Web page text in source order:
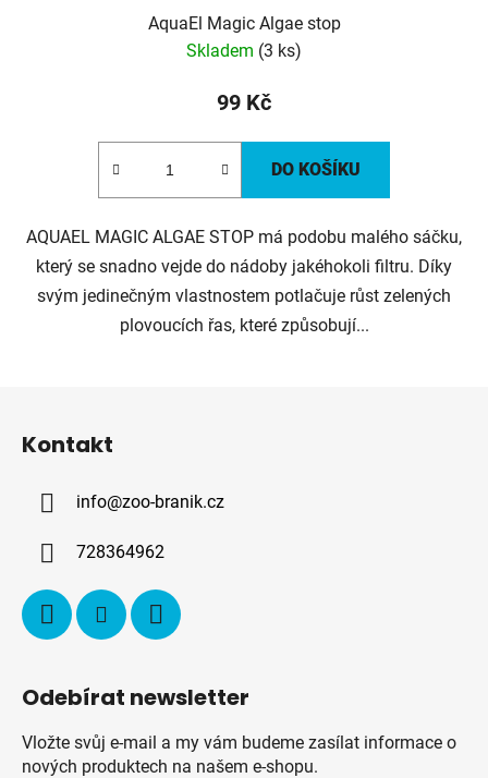
AquaEl Magic Algae stop
Skladem (3 ks)
99 Kč
DO KOŠÍKU
AQUAEL MAGIC ALGAE STOP má podobu malého sáčku,
který se snadno vejde do nádoby jakéhokoli filtru. Díky
svým jedinečným vlastnostem potlačuje růst zelených
plovoucích řas, které způsobují...
Kontakt
info@zoo-branik.cz
728364962
Odebírat newsletter
Vložte svůj e-mail a my vám budeme zasílat informace o
nových produktech na našem e-shopu.